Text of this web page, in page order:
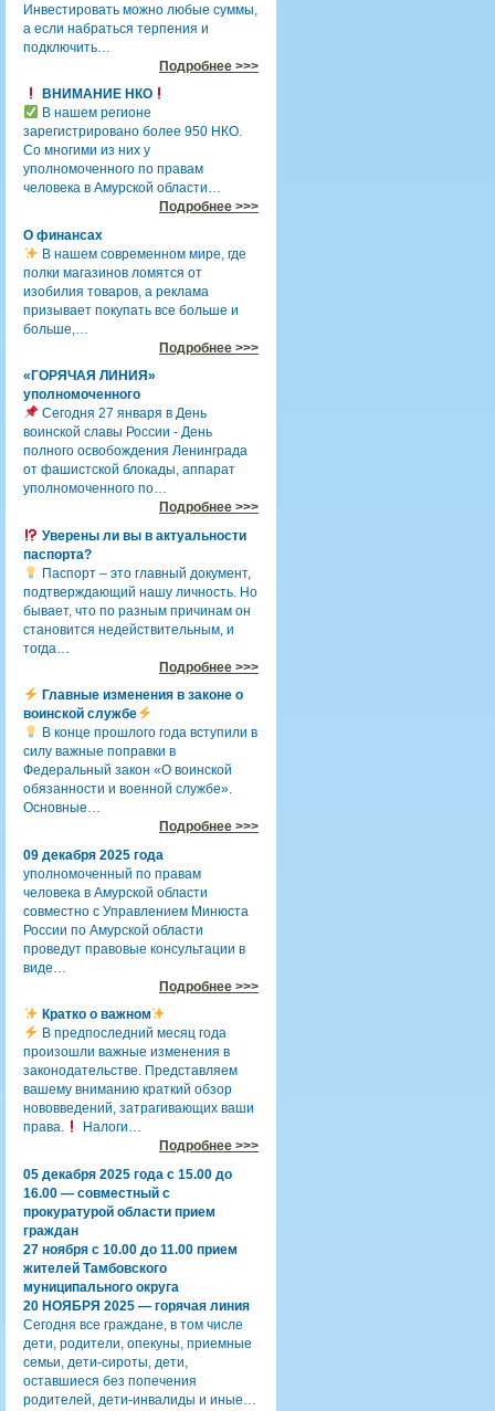
Инвестировать можно любые суммы,
а если набраться терпения и
подключить…
Подробнее >>>
ВНИМАНИЕ НКО
В нашем регионе
зарегистрировано более 950 НКО.
Со многими из них у
уполномоченного по правам
человека в Амурской области…
Подробнее >>>
О финансах
В нашем современном мире, где
полки магазинов ломятся от
изобилия товаров, а реклама
призывает покупать все больше и
больше,…
Подробнее >>>
«ГОРЯЧАЯ ЛИНИЯ»
уполномоченного
Сегодня 27 января в День
воинской славы России - День
полного освобождения Ленинграда
от фашистской блокады, аппарат
уполномоченного по…
Подробнее >>>
Уверены ли вы в актуальности
паспорта?
Паспорт – это главный документ,
подтверждающий нашу личность. Но
бывает, что по разным причинам он
становится недействительным, и
тогда…
Подробнее >>>
Главные изменения в законе о
воинской службе
В конце прошлого года вступили в
силу важные поправки в
Федеральный закон «О воинской
обязанности и военной службе».
Основные…
Подробнее >>>
09 декабря 2025 года
уполномоченный по правам
человека в Амурской области
совместно с Управлением Минюста
России по Амурской области
проведут правовые консультации в
виде…
Подробнее >>>
Кратко о важном
В предпоследний месяц года
произошли важные изменения в
законодательстве. Представляем
вашему вниманию краткий обзор
нововведений, затрагивающих ваши
права.
Налоги…
Подробнее >>>
05 декабря 2025 года с 15.00 до
16.00 — совместный с
прокуратурой области прием
граждан
27 ноября с 10.00 до 11.00 прием
жителей Тамбовского
муниципального округа
20 НОЯБРЯ 2025 — горячая линия
Сегодня все граждане, в том числе
дети, родители, опекуны, приемные
семьи, дети-сироты, дети,
оставшиеся без попечения
родителей, дети-инвалиды и иные…